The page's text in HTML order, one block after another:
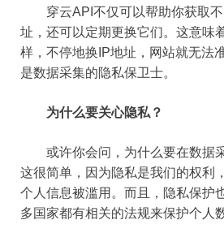
穿云API不仅可以帮助你获取不
址，还可以定期更换它们。这意味
样，不停地换IP地址，网站就无法
是数据采集的隐私保卫士。
为什么要关心隐私？
或许你会问，为什么要在数据采
这很简单，因为隐私是我们的权利
个人信息被滥用。而且，隐私保护
多国家都有相关的法规来保护个人